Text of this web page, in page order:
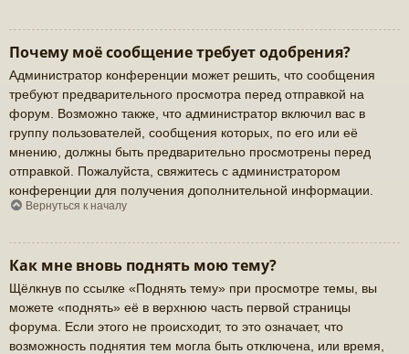
Почему моё сообщение требует одобрения?
Администратор конференции может решить, что сообщения
требуют предварительного просмотра перед отправкой на
форум. Возможно также, что администратор включил вас в
группу пользователей, сообщения которых, по его или её
мнению, должны быть предварительно просмотрены перед
отправкой. Пожалуйста, свяжитесь с администратором
конференции для получения дополнительной информации.
Вернуться к началу
Как мне вновь поднять мою тему?
Щёлкнув по ссылке «Поднять тему» при просмотре темы, вы
можете «поднять» её в верхнюю часть первой страницы
форума. Если этого не происходит, то это означает, что
возможность поднятия тем могла быть отключена, или время,